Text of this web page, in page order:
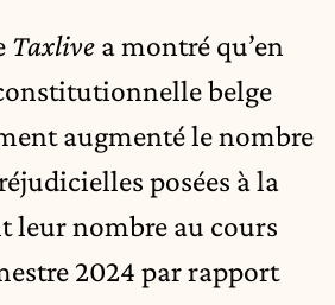
Taxlive a montré qu’en
belge
augmenté le nombre
posées à la
leur nombre au cours
2024 par rapport